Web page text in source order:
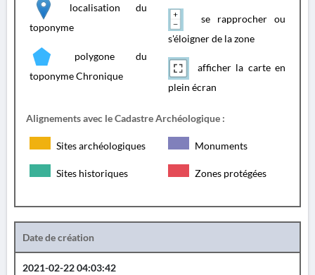
localisation du
toponyme
polygone du
toponyme Chronique
se rapprocher ou
s'éloigner de la zone
afficher la carte en
plein écran
Alignements avec le Cadastre Archéologique :
Sites archéologiques Monuments
Sites historiques Zones protégées
Date de création
2021-02-22 04:03:42